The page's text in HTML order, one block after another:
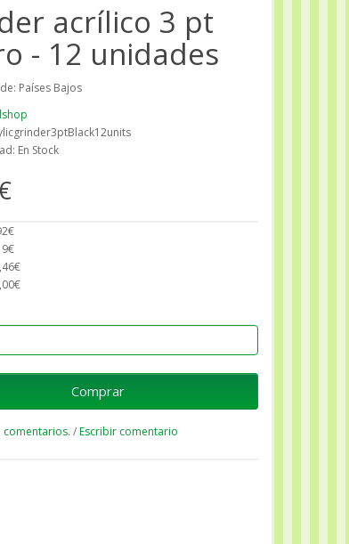
acrílico 3 pt
- 12 unidades
Países Bajos
En Stock
Comprar
comentarios. /Escribir comentario